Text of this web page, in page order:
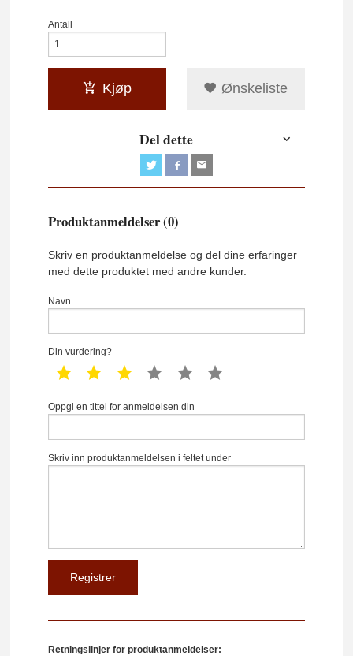
Antall
Kjøp Ønskeliste
Del dette
Produktanmeldelser (0)
Skriv en produktanmeldelse og del dine erfaringer
med dette produktet med andre kunder.
Navn
Din vurdering?
1 star 2 star 3 star 4 star 5 star
Oppgi en tittel for anmeldelsen din
Skriv inn produktanmeldelsen i feltet under
Retningslinjer for produktanmeldelser: